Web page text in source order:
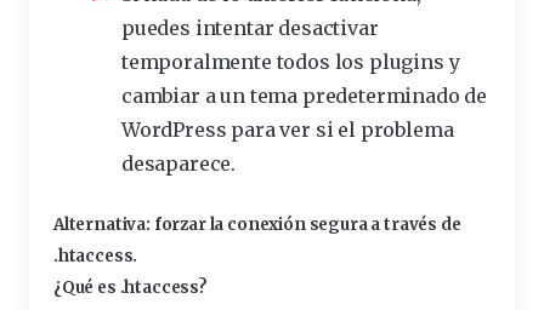
puedes intentar desactivar
temporalmente todos los plugins y
cambiar a un tema predeterminado de
WordPress para ver si el problema
desaparece.
Alternativa: forzar la conexión segura a través de
.htaccess.
¿Qué es .htaccess?